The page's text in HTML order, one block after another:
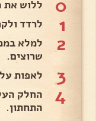
0 ללוש את
1 לרדד
2
למלא
שרוצים.
3 לאפות על 180 בערך 20 דק'.
4
החלק
התחתון.